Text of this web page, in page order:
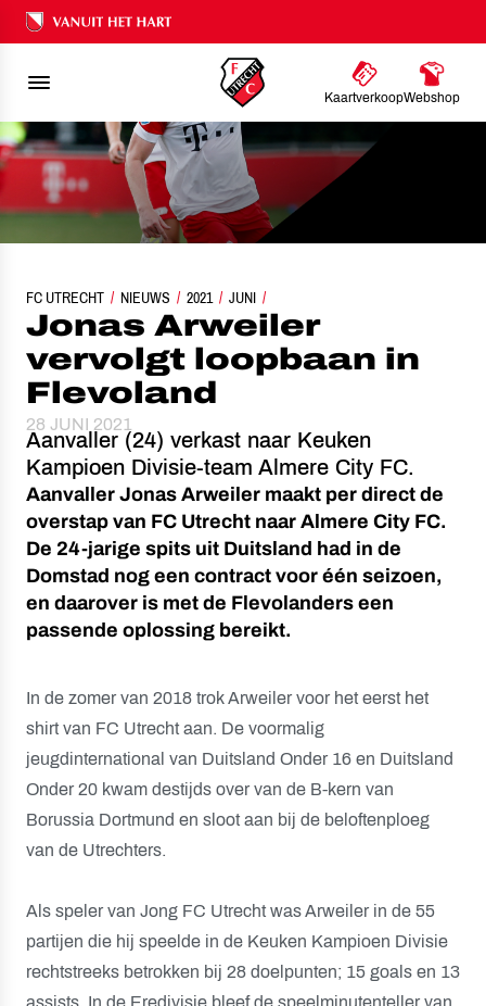
Ons nalatenschap
KaartverkoopWebshop
FC UTRECHT NIEUWS 2021 JUNI
JONAS ARWEILER VERVOLGT LOOPBAAN IN FLEVOLAND
Jonas Arweiler
vervolgt loopbaan in
Flevoland
28 JUNI 2021
Aanvaller (24) verkast naar Keuken
Kampioen Divisie-team Almere City FC.
Aanvaller Jonas Arweiler maakt per direct de
overstap van FC Utrecht naar Almere City FC.
De 24-jarige spits uit Duitsland had in de
Domstad nog een contract voor één seizoen,
en daarover is met de Flevolanders een
passende oplossing bereikt.
In de zomer van 2018 trok Arweiler voor het eerst het
shirt van FC Utrecht aan. De voormalig
jeugdinternational van Duitsland Onder 16 en Duitsland
Onder 20 kwam destijds over van de B-kern van
Borussia Dortmund en sloot aan bij de beloftenploeg
van de Utrechters.
Als speler van Jong FC Utrecht was Arweiler in de 55
partijen die hij speelde in de Keuken Kampioen Divisie
rechtstreeks betrokken bij 28 doelpunten; 15 goals en 13
assists. In de Eredivisie bleef de speelminutenteller van